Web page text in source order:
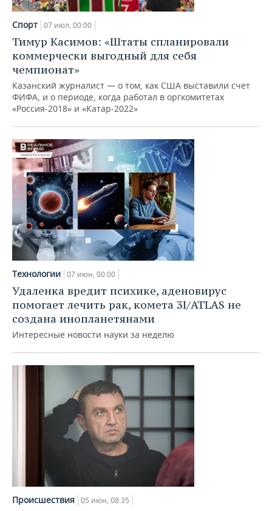
НЕФТЕХИМИЯ
НЕФТЬ
ОПК
ЭНЕРГЕТИКА
РОЗНИЧНАЯ ТОРГОВЛЯ
ТРАНСПОРТ
НОВОСТИ ТЕХНОЛОГИЙ
ТЕЛЕКОММУНИКАЦИИ
МЕРОПРИЯТИЯ
НОВОСТИ МЕРОПРИЯТИЙ
БИЗНЕС-БРАНЧИ
ОТКРЫТАЯ ЛЕКЦИЯ
СПОРТ
ФУТБОЛ
БАСКЕТБОЛ
ВОЛЕЙБОЛ
КИБЕРСПОРТ
ФИГУРНОЕ КАТАНИЕ
ВОДНЫЕ ВИДЫ СПОРТА
ХОККЕЙ С МЯЧОМ
НОВОСТИ ОБЩЕСТВА
ИНФРАСТРУКТУРА
ИСТОРИЯ
КУЛЬТУРА
МЕДИЦИНА
ОБРАЗОВАНИЕ
ПРОИСШЕСТВИЯ
ФОТОГАЛЕРЕЯ
СПРАВОЧНИК
СПИСОК ПЕРСОН
СПИСОК КОМПАНИЙ
ПОЛНАЯ ВЕРСИЯ
Спорт 07 июл, 00:00
Тимур Касимов: «Штаты спланировали
коммерчески выгодный для себя
чемпионат»
Казанский журналист — о том, как США выставили счет
ФИФА, и о периоде, когда работал в оргкомитетах
«Россия-2018» и «Катар-2022»
Технологии 07 июн, 00:00
Удаленка вредит психике, аденовирус
помогает лечить рак, комета 3I/ATLAS не
создана инопланетянами
Интересные новости науки за неделю
Происшествия 05 июн, 08:35